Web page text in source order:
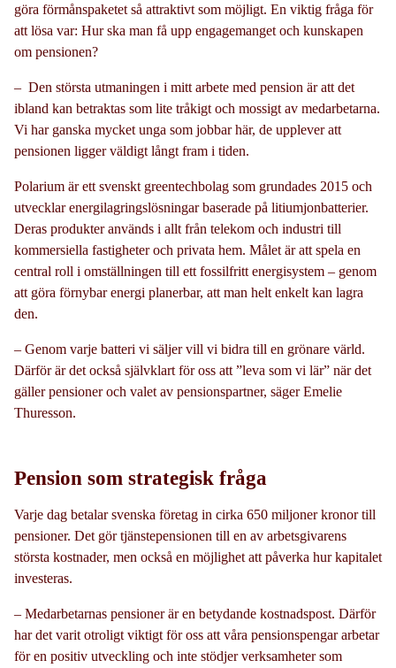
göra förmånspaketet så attraktivt som möjligt. En viktig fråga för
att lösa var: Hur ska man få upp engagemanget och kunskapen
om pensionen?
– Den största utmaningen i mitt arbete med pension är att det
ibland kan betraktas som lite tråkigt och mossigt av medarbetarna.
Vi har ganska mycket unga som jobbar här, de upplever att
pensionen ligger väldigt långt fram i tiden.
Polarium är ett svenskt greentechbolag som grundades 2015 och
utvecklar energilagringslösningar baserade på litiumjonbatterier.
Deras produkter används i allt från telekom och industri till
kommersiella fastigheter och privata hem. Målet är att spela en
central roll i omställningen till ett fossilfritt energisystem – genom
att göra förnybar energi planerbar, att man helt enkelt kan lagra
den.
– Genom varje batteri vi säljer vill vi bidra till en grönare värld.
Därför är det också självklart för oss att ”leva som vi lär” när det
gäller pensioner och valet av pensionspartner, säger Emelie
Thuresson.
Pension som strategisk fråga
Varje dag betalar svenska företag in cirka 650 miljoner kronor till
pensioner. Det gör tjänstepensionen till en av arbetsgivarens
största kostnader, men också en möjlighet att påverka hur kapitalet
investeras.
– Medarbetarnas pensioner är en betydande kostnadspost. Därför
har det varit otroligt viktigt för oss att våra pensionspengar arbetar
för en positiv utveckling och inte stödjer verksamheter som